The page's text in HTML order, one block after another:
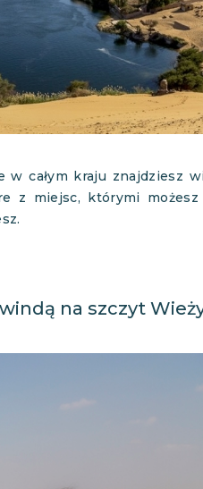
w całym kraju znajdziesz
z miejsc, którymi możesz
na szczyt